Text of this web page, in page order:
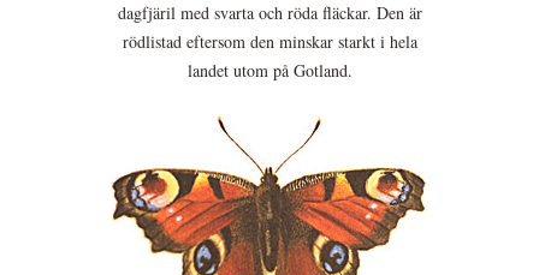
dagfjäril med svarta och röda fläckar. Den är
rödlistad eftersom den minskar starkt i hela
landet utom på Gotland.